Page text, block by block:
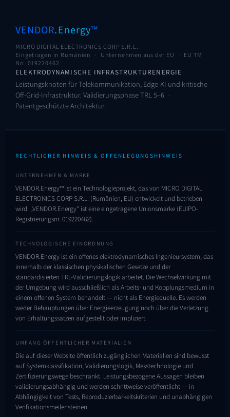
VENDOR.Energy™
MICRO DIGITAL ELECTRONICS CORP S.R.L.
Eingetragen in Rumänien · Unternehmen aus der EU · EU TM
No. 019220462
ELEKTRODYNAMISCHE INFRASTRUKTURENERGIE
Leistungsknoten für Telekommunikation, Edge-KI und kritische
Off-Grid-Infrastruktur. Validierungsphase TRL 5–6 ·
Patentgeschützte Architektur.
RECHTLICHER HINWEIS & OFFENLEGUNGSHINWEIS
UNTERNEHMEN & MARKE
VENDOR.Energy™ ist ein Technologieprojekt, das von MICRO DIGITAL
ELECTRONICS CORP S.R.L. (Rumänien, EU) entwickelt und betrieben
wird. „VENDOR.Energy" ist eine eingetragene Unionsmarke (EUIPO-
Registrierungsnr. 019220462).
TECHNOLOGISCHE EINORDNUNG
VENDOR.Energy ist ein offenes elektrodynamisches Ingenieursystem, das
innerhalb der klassischen physikalischen Gesetze und der
standardisierten TRL-Validierungslogik arbeitet. Die Wechselwirkung mit
der Umgebung wird ausschließlich als Arbeits- und Kopplungsmedium in
einem offenen System behandelt — nicht als Energiequelle. Es werden
weder Behauptungen über Energieerzeugung noch über die Verletzung
von Erhaltungssätzen aufgestellt oder impliziert.
UMFANG ÖFFENTLICHER MATERIALIEN
Die auf dieser Website öffentlich zugänglichen Materialien sind bewusst
auf Systemklassifikation, Validierungslogik, Messtechnologie und
Zertifizierungswege beschränkt. Leistungsbezogene Aussagen bleiben
validierungsabhängig und werden schrittweise veröffentlicht — in
Abhängigkeit von Tests, Reproduzierbarkeits­kriterien und unabhängigen
Verifikationsmeilensteinen.